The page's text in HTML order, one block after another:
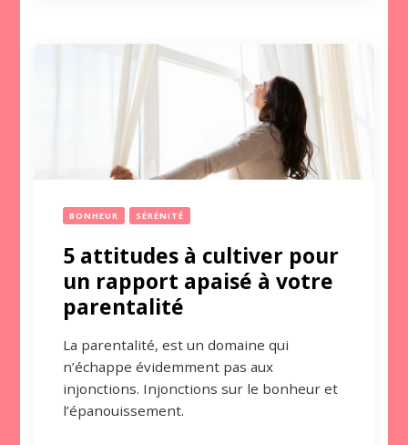
BONHEUR SÉRÉNITÉ
5 attitudes à cultiver pour
un rapport apaisé à votre
parentalité
La parentalité, est un domaine qui
n’échappe évidemment pas aux
injonctions. Injonctions sur le bonheur et
l’épanouissement.